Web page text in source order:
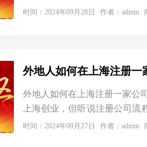
我一听，这话题我爱啊！于是
本费和刻章费，几乎可以忽
时间：2024年09月28日 作者：admin
外地人如何在上海注册一
外地人如何在上海注册一家公
上海创业，但听说注册公司
企业财税顾问，我这就为您揭
时间：2024年09月27日 作者：admin